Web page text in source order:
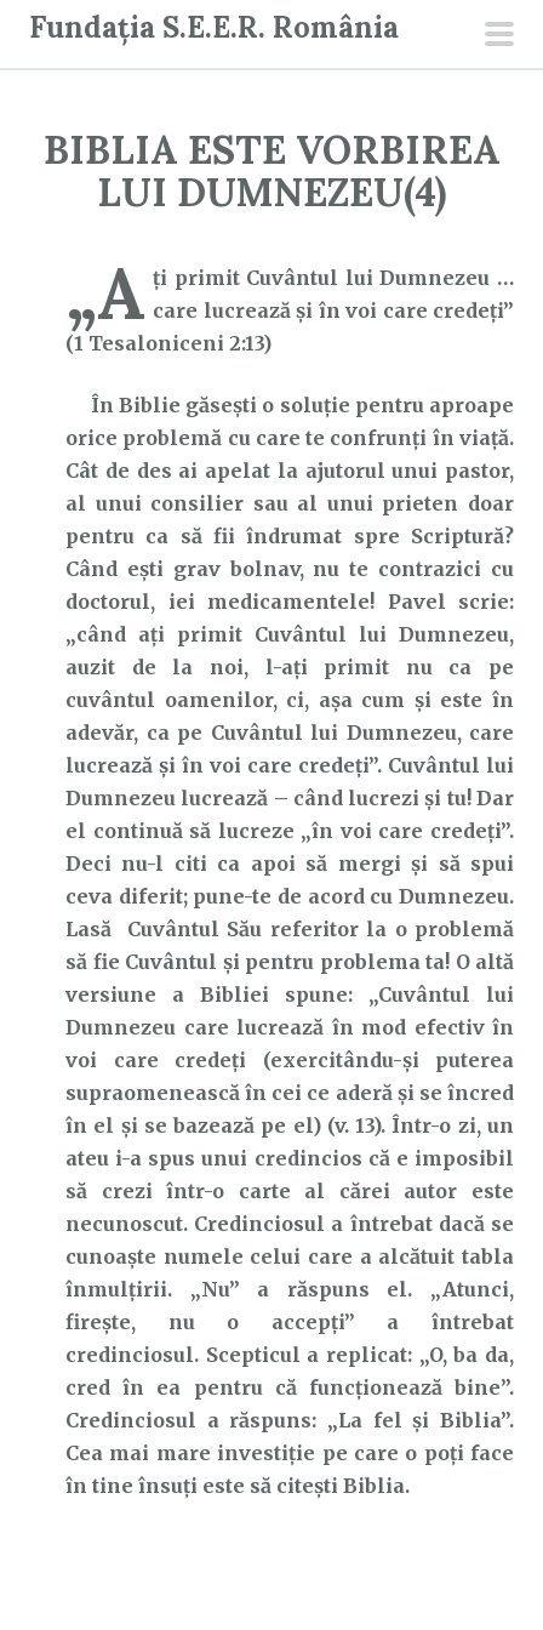
Fundația S.E.E.R. România
BIBLIA ESTE VORBIREA
LUI DUMNEZEU(4)
„A ţi primit Cuvântul lui Dumnezeu …
care lucrează şi în voi care credeţi”
(1 Tesaloniceni 2:13)
În Biblie găsești o soluție pentru aproape
orice problemă cu care te confrunți în viață.
Cât de des ai apelat la ajutorul unui pastor,
al unui consilier sau al unui prieten doar
pentru ca să fii îndrumat spre Scriptură?
Când ești grav bolnav, nu te contrazici cu
doctorul, iei medicamentele! Pavel scrie:
„când aţi primit Cuvântul lui Dumnezeu,
auzit de la noi, l-aţi primit nu ca pe
cuvântul oamenilor, ci, aşa cum şi este în
adevăr, ca pe Cuvântul lui Dumnezeu, care
lucrează şi în voi care credeţi”. Cuvântul lui
Dumnezeu lucrează – când lucrezi și tu! Dar
el continuă să lucreze „în voi care credeți”.
Deci nu-l citi ca apoi să mergi și să spui
ceva diferit; pune-te de acord cu Dumnezeu.
Lasă Cuvântul Său referitor la o problemă
să fie Cuvântul și pentru problema ta! O altă
versiune a Bibliei spune: „Cuvântul lui
Dumnezeu care lucrează în mod efectiv în
voi care credeți (exercitându-și puterea
supraomenească în cei ce aderă și se încred
în el și se bazează pe el) (v. 13). Într-o zi, un
ateu i-a spus unui credincios că e imposibil
să crezi într-o carte al cărei autor este
necunoscut. Credinciosul a întrebat dacă se
cunoaște numele celui care a alcătuit tabla
înmulțirii. „Nu” a răspuns el. „Atunci,
firește, nu o accepți” a întrebat
credinciosul. Scepticul a replicat: „O, ba da,
cred în ea pentru că funcționează bine”.
Credinciosul a răspuns: „La fel și Biblia”.
Cea mai mare investiție pe care o poți face
în tine însuți este să citești Biblia.